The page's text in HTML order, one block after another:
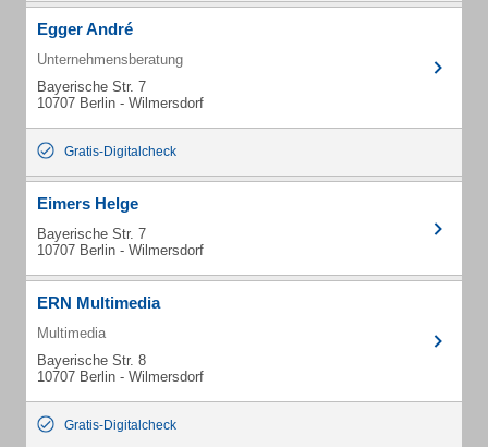
Egger André
Unternehmensberatung
Bayerische Str. 7
10707 Berlin - Wilmersdorf
Gratis-Digitalcheck
Eimers Helge
Bayerische Str. 7
10707 Berlin - Wilmersdorf
ERN Multimedia
Multimedia
Bayerische Str. 8
10707 Berlin - Wilmersdorf
Gratis-Digitalcheck